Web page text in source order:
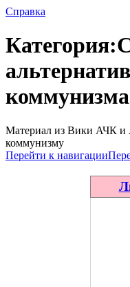
Справка
Категория:
коммунизма
Материал из Вики АЧК и
коммунизму
Перейти к навигации